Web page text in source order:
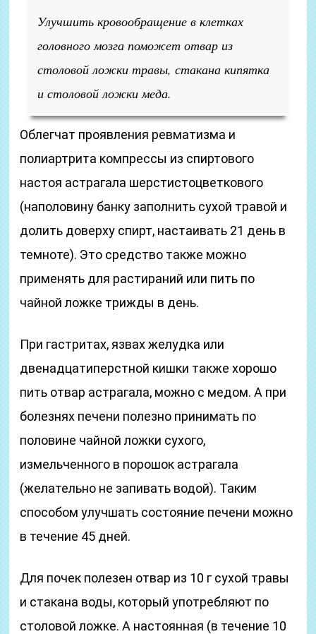
Улучшить кровообращение в клетках
головного мозга поможет отвар из
столовой ложки травы, стакана кипятка
и столовой ложки меда.
Облегчат проявления ревматизма и
полиартрита компрессы из спиртового
настоя астрагала шерстистоцветкового
(наполовину банку заполнить сухой травой и
долить доверху спирт, настаивать 21 день в
темноте). Это средство также можно
применять для растираний или пить по
чайной ложке трижды в день.
При гастритах, язвах желудка или
двенадцатиперстной кишки также хорошо
пить отвар астрагала, можно с медом. А при
болезнях печени полезно принимать по
половине чайной ложки сухого,
измельченного в порошок астрагала
(желательно не запивать водой). Таким
способом улучшать состояние печени можно
в течение 45 дней.
Для почек полезен отвар из 10 г сухой травы
и стакана воды, который употребляют по
столовой ложке. А настоянная (в течение 10